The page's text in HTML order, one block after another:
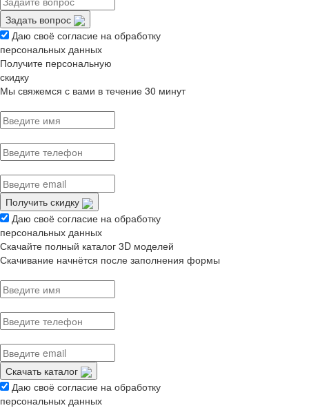
Задать вопрос
Даю своё согласие на обработку
персональных данных
Получите персональную
скидку
Мы свяжемся с вами в течение 30 минут
Получить скидку
Даю своё согласие на обработку
персональных данных
Скачайте полный каталог 3D моделей
Скачивание начнётся после заполнения формы
Скачать каталог
Даю своё согласие на обработку
персональных данных